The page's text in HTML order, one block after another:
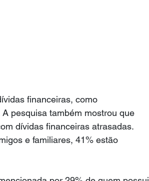
financeiras, como
pesquisa também mostrou que
dívidas financeiras atrasadas.
e familiares, 41% estão